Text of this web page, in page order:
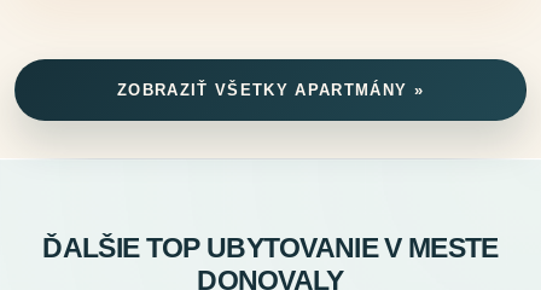
ZOBRAZIŤ VŠETKY APARTMÁNY »
ĎALŠIE TOP UBYTOVANIE V MESTE
DONOVALY